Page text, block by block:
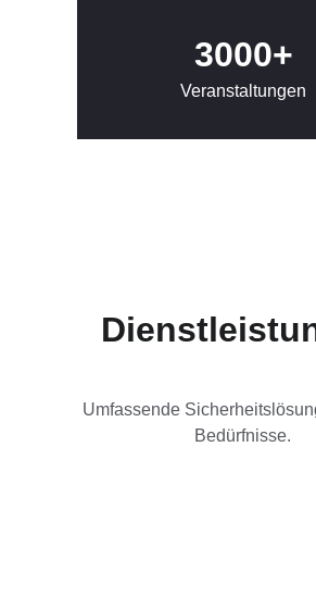
3000+
Veranstaltungen
Umfassende
Bedürfnisse.